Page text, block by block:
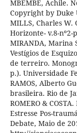
MBEMBE, Achile.
Copyright by Duke
MILLS, Charles W.
Horizonte- v.8-nº2-
MIRANDA, Marina
Vestígios de
de terreiro.
p.). Universidade
RAMOS, Alberto
brasileira. Rio de
ROMERO &
Estresse Pos-
Debate, Maio de